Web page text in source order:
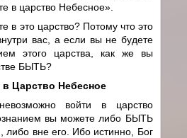
в царство Небесное».
в это царство? Потому что это
вас, а если вы не будете
этого царства, как же вы
БЫТЬ?
Царство Небесное
войти в царство
вы можете либо БЫТЬ
либо вне его. Ибо истинно, Бог